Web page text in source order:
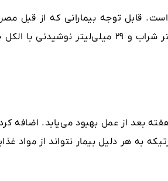
قابل توجه بیمارانی که از قبل
می‌کردند،
بعد از عمل بهبود می‌یابد. اضافه
به هر دلیل بیمار نتواند از مواد